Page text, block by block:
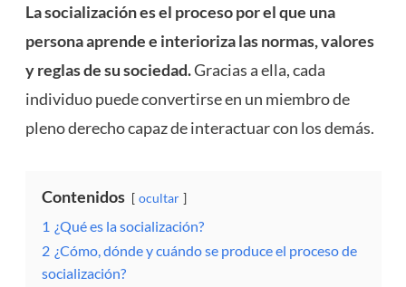
La socialización es el proceso por el que una
persona aprende e interioriza las normas, valores
y reglas de su sociedad.Gracias a ella, cada
individuo puede convertirse en un miembro de
pleno derecho capaz de interactuar con los demás.
Contenidos ocultar
1 ¿Qué es la socialización?
2 ¿Cómo, dónde y cuándo se produce el proceso de
socialización?